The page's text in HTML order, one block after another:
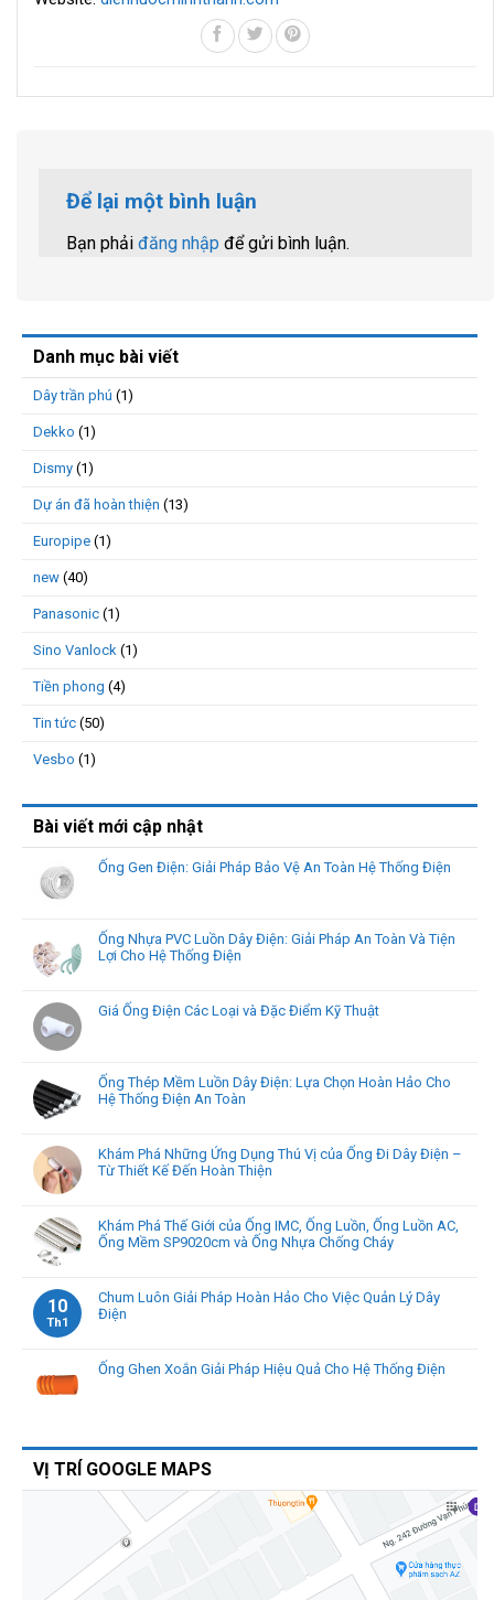
Để lại một bình luận
Bạn phải đăng nhập để gửi bình luận.
Danh mục bài viết
Dây trần phú (1)
Dekko (1)
Dismy (1)
Dự án đã hoàn thiện (13)
Europipe (1)
new (40)
Panasonic (1)
Sino Vanlock (1)
Tiền phong (4)
Tin tức (50)
Vesbo (1)
Bài viết mới cập nhật
Ống Gen Điện: Giải Pháp Bảo Vệ An Toàn Hệ Thống Điện
Ống Nhựa PVC Luồn Dây Điện: Giải Pháp An Toàn Và Tiện
Lợi Cho Hệ Thống Điện
Giá Ống Điện Các Loại và Đặc Điểm Kỹ Thuật
Ống Thép Mềm Luồn Dây Điện: Lựa Chọn Hoàn Hảo Cho
Hệ Thống Điện An Toàn
Khám Phá Những Ứng Dụng Thú Vị của Ống Đi Dây Điện –
Từ Thiết Kế Đến Hoàn Thiện
Khám Phá Thế Giới của Ống IMC, Ống Luồn, Ống Luồn AC,
Ống Mềm SP9020cm và Ống Nhựa Chống Cháy
10
Th1
Chum Luôn Giải Pháp Hoàn Hảo Cho Việc Quản Lý Dây
Điện
Ống Ghen Xoắn Giải Pháp Hiệu Quả Cho Hệ Thống Điện
VỊ TRÍ GOOGLE MAPS